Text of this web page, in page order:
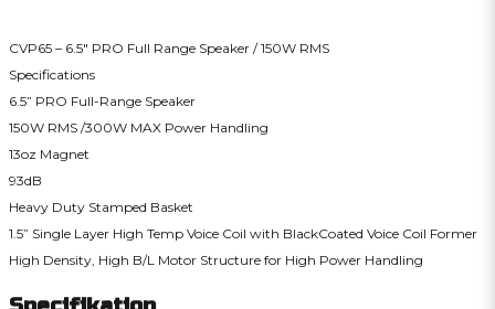
CVP65 – 6.5″ PRO Full Range Speaker / 150W RMS
Specifications
6.5” PRO Full-Range Speaker
150W RMS /300W MAX Power Handling
13oz Magnet
93dB
Heavy Duty Stamped Basket
1.5” Single Layer High Temp Voice Coil with BlackCoated Voice Coil Former
High Density, High B/L Motor Structure for High Power Handling